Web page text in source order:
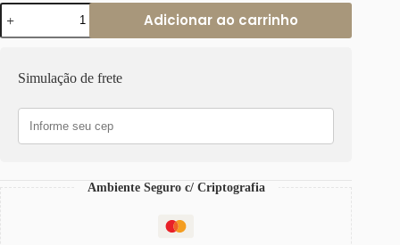
Colar
Choker
Elo
Banho
Corrente
quantidade
Adicionar ao carrinho
Simulação de frete
Ambiente Seguro c/ Criptografia